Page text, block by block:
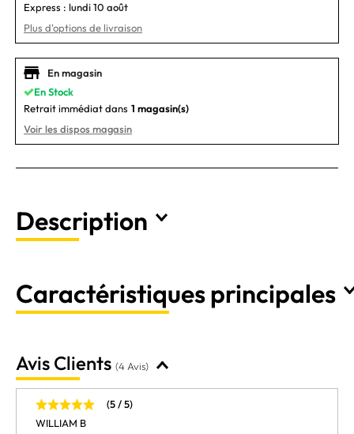
Express : lundi 10 août
Plus d'options de livraison
En magasin
En Stock
Retrait immédiat dans 1 magasin(s)
Voir les dispos magasin
Description
Caractéristiques principales
Avis Clients (4 Avis)
(5 / 5)
WILLIAM B